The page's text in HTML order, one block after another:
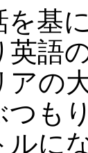
を基
英語
アの
つも
ルに